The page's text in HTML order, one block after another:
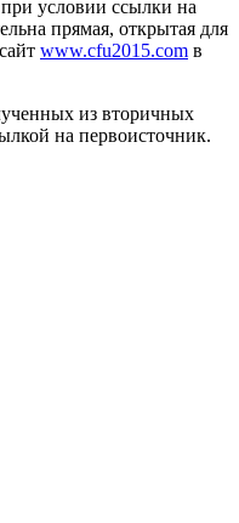
условии ссылки на
прямая, открытая для
www.cfu2015.com в
из вторичных
на первоисточник.